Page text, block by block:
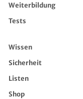
Weiterbildung
Tests
Wissen
Sicherheit
Listen
Shop